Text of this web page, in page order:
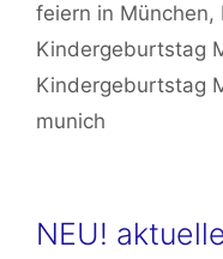
feiern in München,
Kindergeburtstag
Kindergeburtstag
munich
NEU!